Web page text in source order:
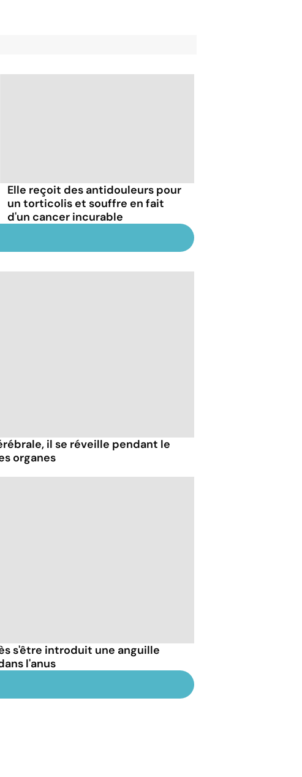
Elle reçoit des antidouleurs pour
un torticolis et souffre en fait
d'un cancer incurable
il se réveille pendant le
organes
s'être introduit une anguille
l'anus